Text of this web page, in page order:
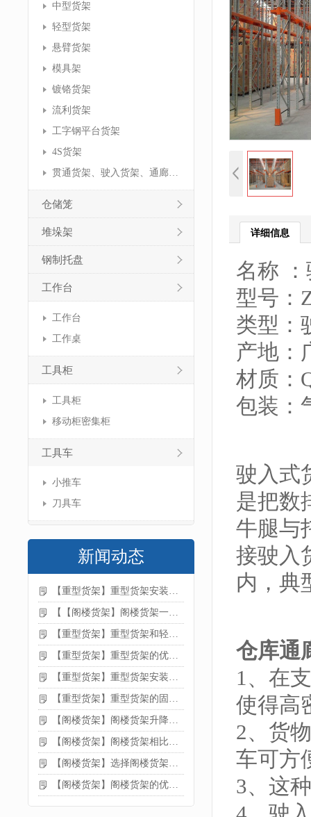
中型货架
轻型货架
悬臂货架
模具架
镀铬货架
流利货架
工字钢平台货架
4S货架
贯通货架、驶入货架、通廊货架
仓储笼
堆垛架
钢制托盘
工作台
工作台
工作桌
工具柜
工具柜
移动柜密集柜
工具车
小推车
刀具车
新闻动态
【重型货架】重型货架安装注意事项
【【阁楼货架】阁楼货架一般有哪些用途
【重型货架】重型货架和轻型货架的区别是什么
【重型货架】重型货架的优缺点
【重型货架】重型货架安装需要注意什么？
【重型货架】重型货架的固定方法
【阁楼货架】阁楼货架升降机需要注意哪些
【阁楼货架】阁楼货架相比传统货架的优势是什么
【阁楼货架】选择阁楼货架的好处？
【阁楼货架】阁楼货架的优点是什么
详细信息
名称
型号：
类型：
产地：
材质：
包装：
驶入式
是把数
牛腿与
接驶入
内，典
仓库通
1、在
使得高
2、货
车可方
3、这